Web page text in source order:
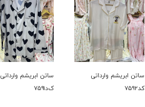
ساتن ابریشم وارداتی
کد۷۵۹۲
ساتن ابریشم وارداتی
ک‌د۷۵۹۱